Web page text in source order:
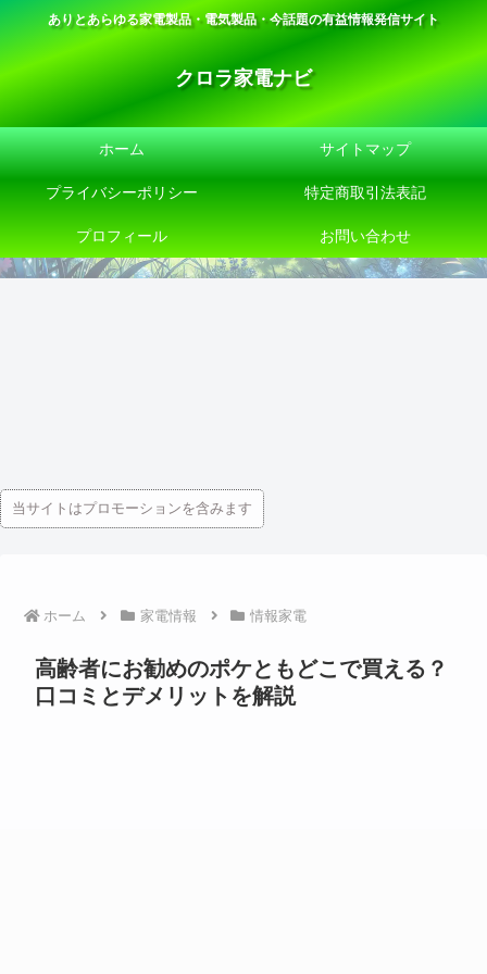
ありとあらゆる家電製品・電気製品・今話題の有益情報発信サイト
クロラ家電ナビ
ホーム サイトマップ
プライバシーポリシー 特定商取引法表記
プロフィール お問い合わせ
当サイトはプロモーションを含みます
ホーム 家電情報 情報家電
高齢者にお勧めのポケともどこで買える？
口コミとデメリットを解説